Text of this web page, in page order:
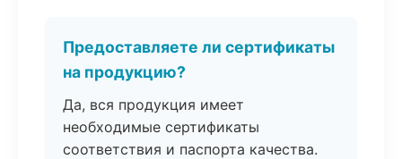
Предоставляете ли сертификаты
на продукцию?
Да, вся продукция имеет
необходимые сертификаты
соответствия и паспорта качества.